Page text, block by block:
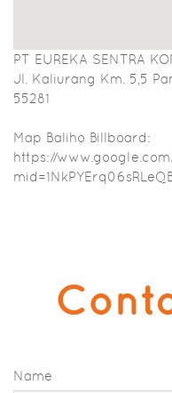
PT EUREKA SENTRA
Jl. Kaliurang Km. 5,5
55281
Map Baliho Billboard:
https://
Name